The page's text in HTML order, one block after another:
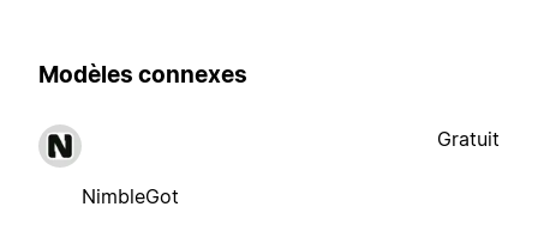
Modèles connexes
NimbleGot
Gratuit